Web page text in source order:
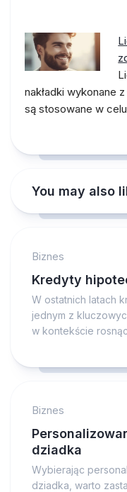
nakładki wykonane
są stosowane w
You may also
Biznes
Kredyty
W ostatnich latach
jednym z
w kontekście
Biznes
dziadka
Wybierając
dziadka, warto